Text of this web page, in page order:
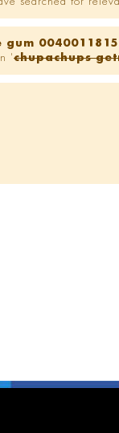
0040011815
'chupachups